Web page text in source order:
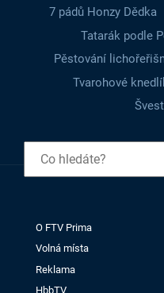
7 pádů Honzy Dědka
Tatarák podle
Pěstování
Tvarohové
O FTV Prima
Volná místa
Reklama
HbbTV